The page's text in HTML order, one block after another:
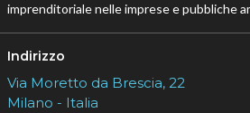
imprenditoriale nelle imprese e pubbliche
Indirizzo
Via Moretto da Brescia, 22
Milano - Italia